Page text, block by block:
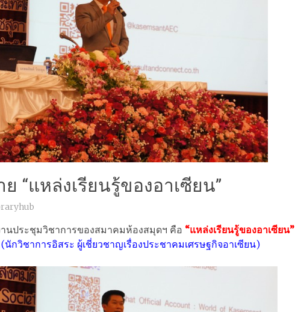
“แหล่งเรียนรู้ของอาเซียน”
นประชุมวิชาการของสมาคมห้องสมุดฯ คือ “แหล่งเรียนรู้ของอาเซียน”
กวิชาการอิสระ ผู้เชี่ยวชาญเรื่องประชาคมเศรษฐกิจอาเซียน)